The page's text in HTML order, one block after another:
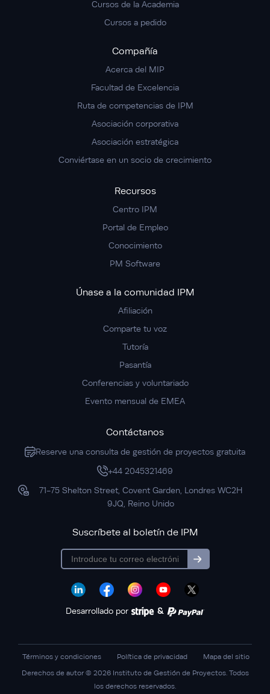
Cursos de la Academia
Cursos a pedido
Compañía
Acerca del MIP
Facultad de Excelencia
Ruta de competencias de IPM
Asociación corporativa
Asociación estratégica
Conviértase en un socio de crecimiento
Recursos
Centro IPM
Portal de Empleo
Conocimiento
PM Software
Únase a la comunidad IPM
Afiliación
Comparte tu voz
Tutoría
Pasantía
Conferencias y voluntariado
Evento mensual de EMEA
Contáctanos
Reserve una consulta de gestión de proyectos gratuita
+44 2045321469
71-75 Shelton Street, Covent Garden, Londres WC2H
9JQ, Reino Unido
Suscríbete al boletín de IPM
subscription
Desarrollado por &
Derechos de autor © 2026 Instituto de Gestión de Proyectos. Todos
los derechos reservados.
Términos y condiciones Política de privacidad Mapa del sitio